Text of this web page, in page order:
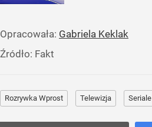
Opracowała: Gabriela Keklak
Źródło: Fakt
Rozrywka Wprost Telewizja Seriale